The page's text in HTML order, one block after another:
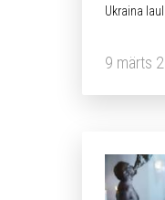
Ukraina
9 märts